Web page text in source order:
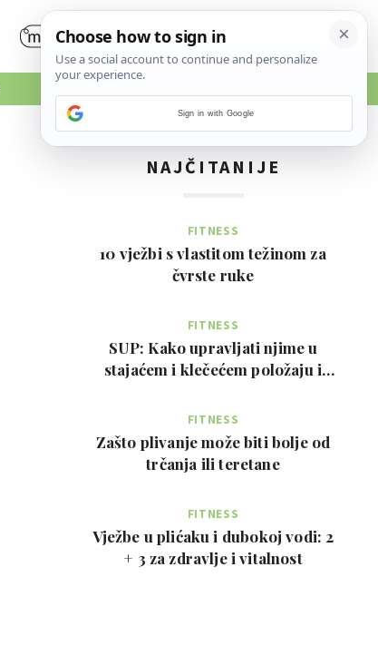
NAJČITANIJE
FITNESS
10 vježbi s vlastitom težinom za
čvrste ruke
FITNESS
SUP: Kako upravljati njime u
stajaćem i klečećem položaju i
FITNESS
Zašto plivanje može biti bolje od
trčanja ili teretane
FITNESS
Vježbe u plićaku i dubokoj vodi: 2
+ 3 za zdravlje i vitalnost
Sign in with Google